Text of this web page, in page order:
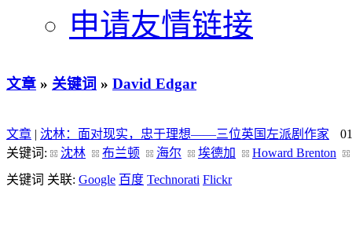
申请友情链接
文章 » 关键词 » David Edgar
文章 | 沈林：面对现实，忠于理想——三位英国左派剧作家
关键词:
沈林 布兰顿 海尔 埃德加
Howard Brenton
关键词 关联: Google 百度 Technorati Flickr